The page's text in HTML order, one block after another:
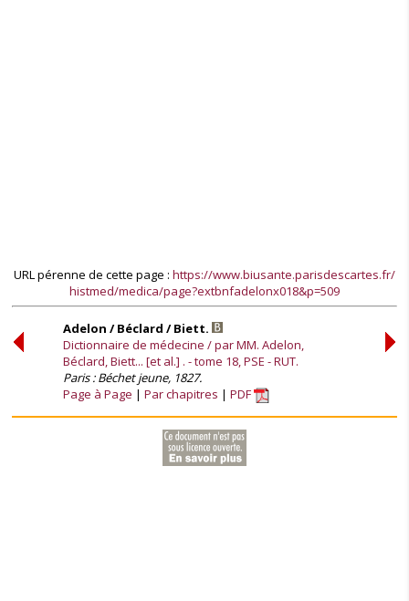
URL pérenne de cette page : https://www.biusante.parisdescartes.fr/
histmed/medica/page?extbnfadelonx018&p=509
Adelon / Béclard / Biett.
Dictionnaire de médecine / par MM. Adelon,
Béclard, Biett... [et al.] . - tome 18, PSE - RUT.
Paris : Béchet jeune, 1827.
Page à Page
Par chapitres PDF